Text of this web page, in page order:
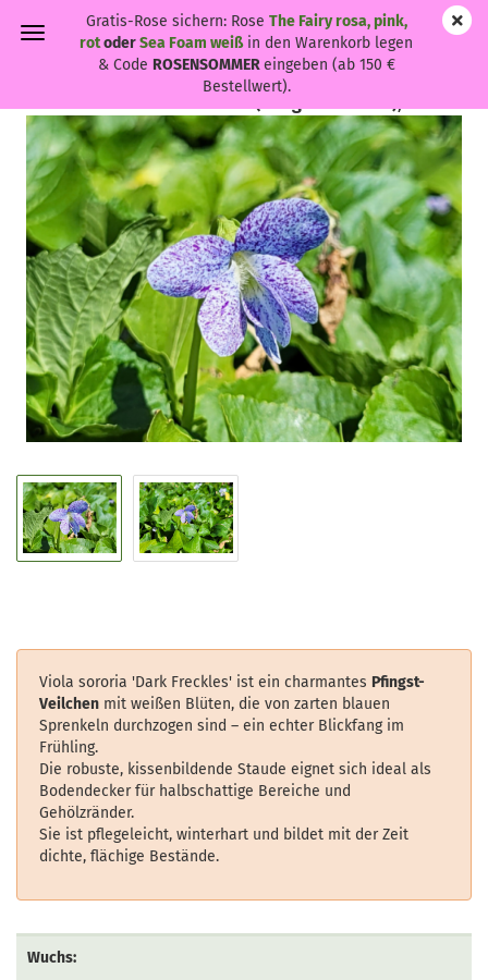
Gratis-Rose sichern: Rose The Fairy rosa, pink,
rotoderSea Foam weißin den Warenkorb legen
& Code ROSENSOMMEReingeben (ab 150 €
Bestellwert).
Viola sororia 'Dark Freckles' ist ein charmantes Pfingst-
Veilchen mit weißen Blüten, die von zarten blauen
Sprenkeln durchzogen sind – ein echter Blickfang im
Frühling.
Die robuste, kissenbildende Staude eignet sich ideal als
Bodendecker für halbschattige Bereiche und
Gehölzränder.
Sie ist pflegeleicht, winterhart und bildet mit der Zeit
dichte, flächige Bestände.
Wuchs: